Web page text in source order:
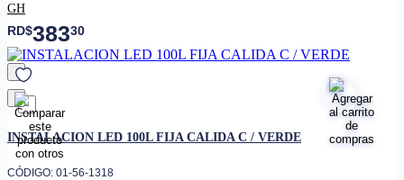
GH
RD$38330
favorito
INSTALACION LED 100L FIJA CALIDA C / VERDE
CÓDIGO: 01-56-1318